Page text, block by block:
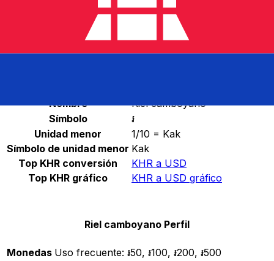
Seleccione una divisa
Riel camboyano Continuar
Nombre
Riel camboyano
Símbolo
៛
Unidad menor
1/10 = Kak
Símbolo de unidad menor Kak
Top KHR conversión
KHR a USD
Top KHR gráfico
KHR a USD gráfico
Riel camboyano Perfil
Monedas Uso frecuente: ៛50, ៛100, ៛200, ៛500